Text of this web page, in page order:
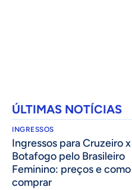
ÚLTIMAS NOTÍCIAS
INGRESSOS
Ingressos para Cruzeiro x
Botafogo pelo Brasileiro
Feminino: preços e como
comprar